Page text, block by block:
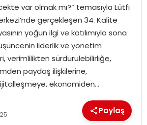
var olmak mı?” temasıyla Lütfi
gerçekleşen 34. Kalite
yoğun ilgi ve katılımıyla sona
liderlik ve yönetim
verimlilikten sürdürülebilirliğe,
paydaş ilişkilerine,
ekonomiden…
Paylaş